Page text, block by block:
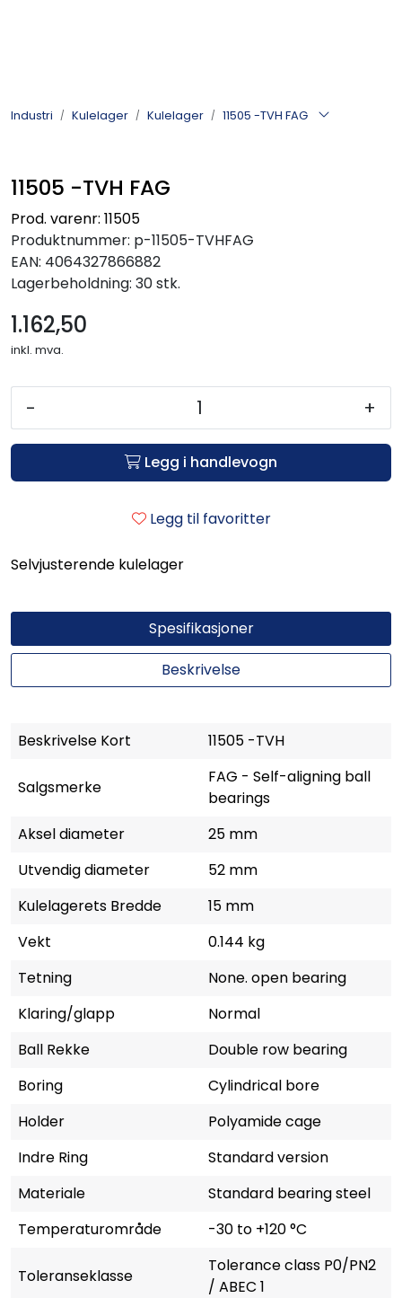
Industri Kulelager Kulelager 11505 -TVH FAG
11505 -TVH FAG
Prod. varenr: 11505
Produktnummer: p-11505-TVHFAG
EAN: 4064327866882
Lagerbeholdning: 30 stk.
1.162,50
inkl. mva.
- +
Legg i handlevogn
Legg til favoritter
Selvjusterende kulelager
Spesifikasjoner
Beskrivelse
Beskrivelse Kort 11505 -TVH
Salgsmerke
FAG - Self-aligning ball
bearings
Aksel diameter
25 mm
Utvendig diameter
52 mm
Kulelagerets Bredde
15 mm
Vekt
0.144 kg
Tetning
None. open bearing
Klaring/glapp
Normal
Ball Rekke
Double row bearing
Boring
Cylindrical bore
Holder
Polyamide cage
Indre Ring
Standard version
Materiale
Standard bearing steel
Temperaturområde
-30 to +120 °C
Toleranseklasse
Tolerance class P0/PN2
/ ABEC 1
Alle kategorier
Dokumentarkiv